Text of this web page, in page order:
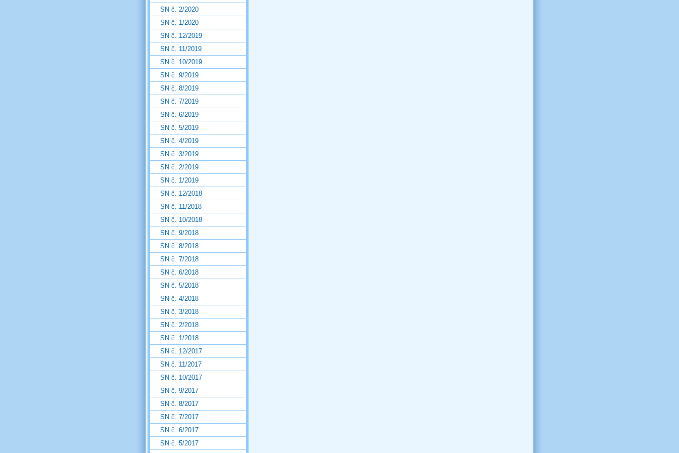
SN č. 2/2020
SN č. 1/2020
SN č. 12/2019
SN č. 11/2019
SN č. 10/2019
SN č. 9/2019
SN č. 8/2019
SN č. 7/2019
SN č. 6/2019
SN č. 5/2019
SN č. 4/2019
SN č. 3/2019
SN č. 2/2019
SN č. 1/2019
SN č. 12/2018
SN č. 11/2018
SN č. 10/2018
SN č. 9/2018
SN č. 8/2018
SN č. 7/2018
SN č. 6/2018
SN č. 5/2018
SN č. 4/2018
SN č. 3/2018
SN č. 2/2018
SN č. 1/2018
SN č. 12/2017
SN č. 11/2017
SN č. 10/2017
SN č. 9/2017
SN č. 8/2017
SN č. 7/2017
SN č. 6/2017
SN č. 5/2017